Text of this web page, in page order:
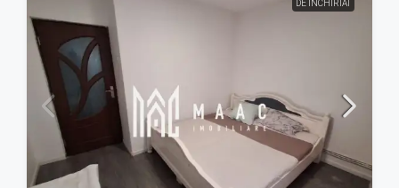
DE ÎNCHIRIAT